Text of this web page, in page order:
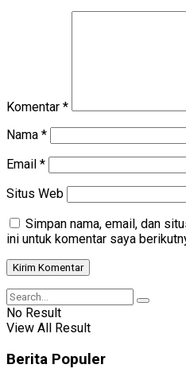
Komentar *
Nama *
Email *
Situs Web
Simpan nama, email, dan
ini untuk komentar saya
No Result
View All Result
Berita Populer